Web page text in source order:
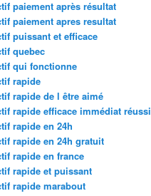
paiement après résultat
paiement apres resultat
puissant et efficace
quebec
qui fonctionne
rapide
rapide de l être aimé
rapide efficace immédiat réussi
rapide en 24h
rapide en 24h gratuit
rapide en france
rapide et puissant
rapide marabout